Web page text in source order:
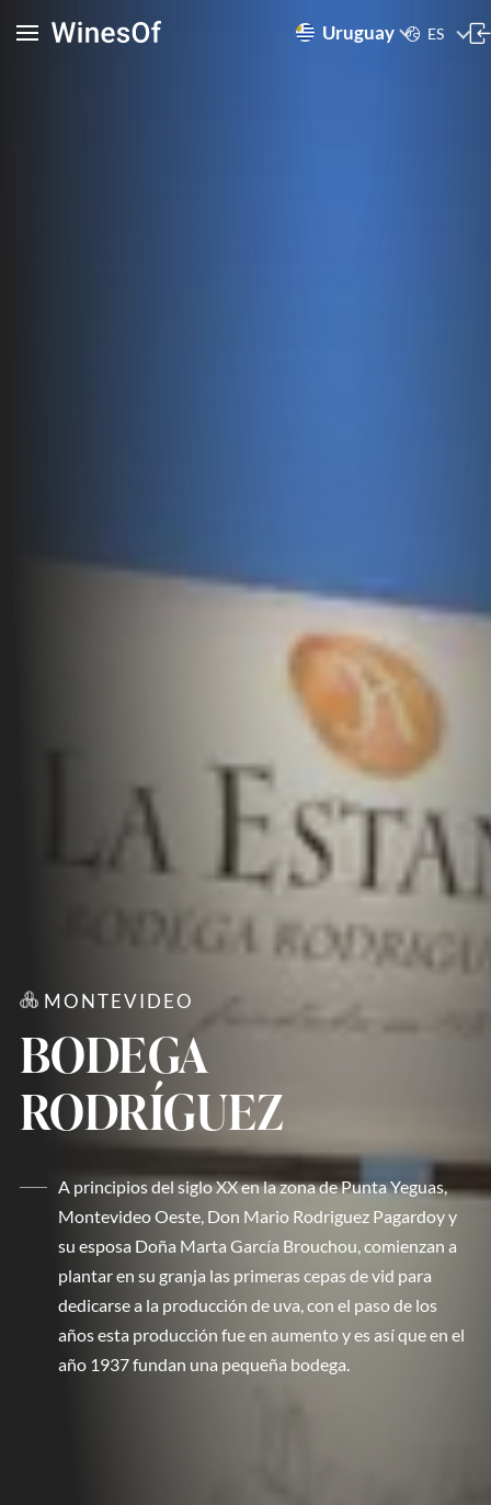
Uruguay ES
MONTEVIDEO
BODEGA
RODRÍGUEZ
A principios del siglo XX en la zona de Punta Yeguas,
Montevideo Oeste, Don Mario Rodriguez Pagardoy y
su esposa Doña Marta García Brouchou, comienzan a
plantar en su granja las primeras cepas de vid para
dedicarse a la producción de uva, con el paso de los
años esta producción fue en aumento y es así que en el
año 1937 fundan una pequeña bodega.